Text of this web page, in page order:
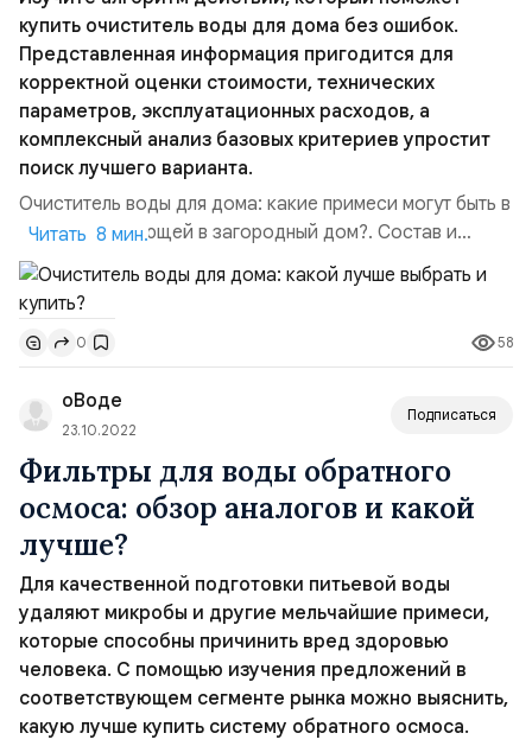
купить очиститель воды для дома без ошибок.
Представленная информация пригодится для
корректной оценки стоимости, технических
параметров, эксплуатационных расходов, а
комплексный анализ базовых критериев упростит
поиск лучшего варианта.
Очиститель воды для дома: какие примеси могут быть в
воде, поступающей в загородный дом?. Состав и
количество загрязнений определяют лабораторным
анализом проб из источника. Перечень контрольных
позиций можно установить самостоятельно при
оформлении соответствующего заказа.Внимание!
Даже лучшие очистители воды из дома не всегда
способны обеспечить качес...
Читать 8 мин.
0 58
оВоде
23.10.2022
Подписаться
Фильтры для воды обратного
осмоса: обзор аналогов и какой
лучше?
Для качественной подготовки питьевой воды
удаляют микробы и другие мельчайшие примеси,
которые способны причинить вред здоровью
человека. С помощью изучения предложений в
соответствующем сегменте рынка можно выяснить,
какую лучше купить систему обратного осмоса.